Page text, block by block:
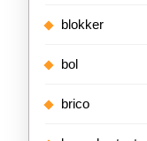
blokker
bol
brico